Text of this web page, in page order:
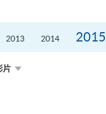
2013 2014 2015
片